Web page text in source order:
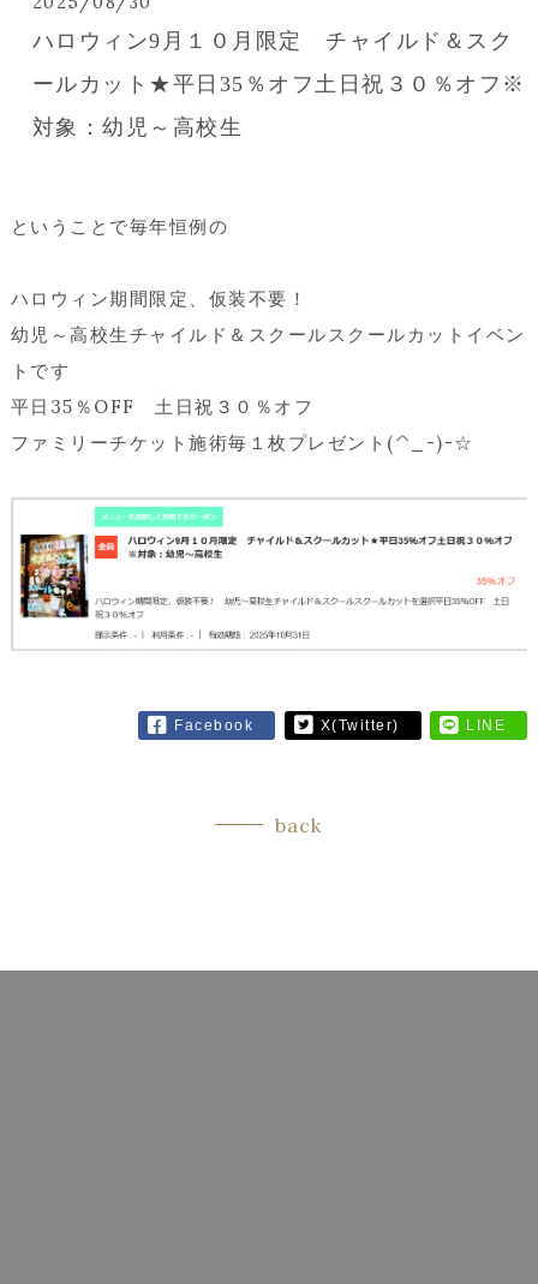
ハロウィン9月１０月限定 チャイルド＆スク
ールカット★平日35％オフ土日祝３０％オフ※
対象：幼児～高校生
ということで毎年恒例の
ハロウィン期間限定、仮装不要！
幼児～高校生チャイルド＆スクールスクールカットイベン
トです
平日35％OFF 土日祝３０％オフ
ファミリーチケット施術毎１枚プレゼント(^_-)-☆
Facebook X(Twitter) LINE
back